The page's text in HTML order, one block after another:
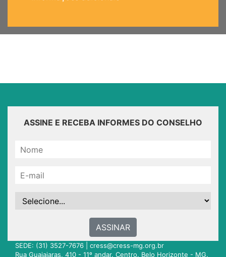
ASSINE E RECEBA INFORMES DO CONSELHO
ASSINAR
SEDE: (31) 3527-7676 | cress@cress-mg.org.br
Rua Guajajaras, 410 - 11º andar. Centro. Belo Horizonte - MG.